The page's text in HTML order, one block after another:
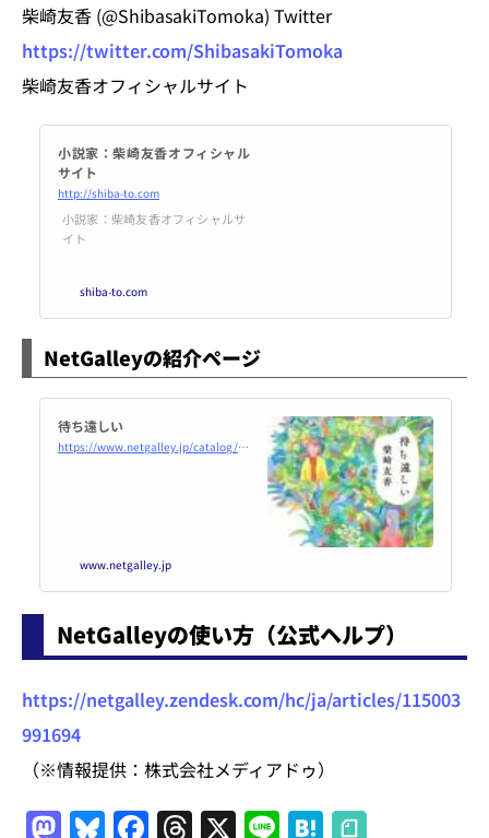
柴崎友香 (@ShibasakiTomoka) Twitter
https://twitter.com/ShibasakiTomoka
柴崎友香オフィシャルサイト
小説家：柴崎友香オフィシャル
サイト
http://shiba-to.com
小説家：柴崎友香オフィシャルサ
イト
shiba-to.com
NetGalleyの紹介ページ
待ち遠しい
https://www.netgalley.jp/catalog/book/166468
www.netgalley.jp
NetGalleyの使い方（公式ヘルプ）
https://netgalley.zendesk.com/hc/ja/articles/115003
991694
（※情報提供：株式会社メディアドゥ）
M Bl F T X Li H